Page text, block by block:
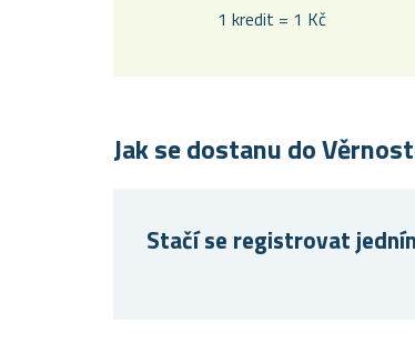
1 kredit = 1 Kč
Jak se dostanu do
Stačí se registrovat